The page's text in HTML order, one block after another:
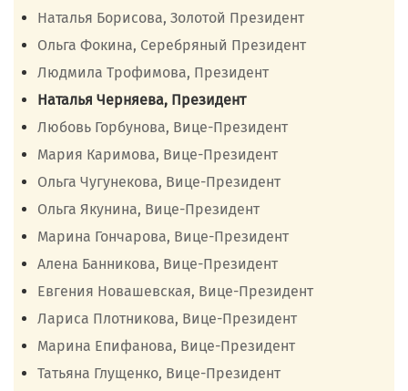
Наталья Борисова, Золотой Президент
Ольга Фокина, Серебряный Президент
Людмила Трофимова, Президент
Наталья Черняева, Президент
Любовь Горбунова, Вице-Президент
Мария Каримова, Вице-Президент
Ольга Чугунекова, Вице-Президент
Ольга Якунина, Вице-Президент
Марина Гончарова, Вице-Президент
Алена Банникова, Вице-Президент
Евгения Новашевская, Вице-Президент
Лариса Плотникова, Вице-Президент
Марина Епифанова, Вице-Президент
Татьяна Глущенко, Вице-Президент